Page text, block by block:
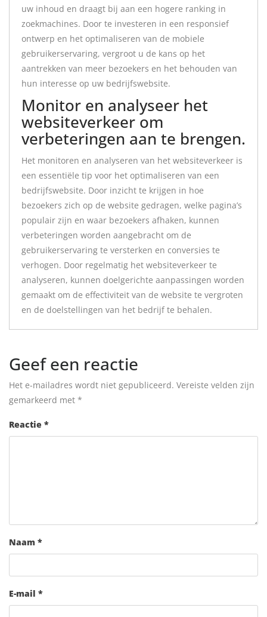
uw inhoud en draagt bij aan een hogere ranking in
zoekmachines. Door te investeren in een responsief
ontwerp en het optimaliseren van de mobiele
gebruikerservaring, vergroot u de kans op het
aantrekken van meer bezoekers en het behouden van
hun interesse op uw bedrijfswebsite.
Monitor en analyseer het
websiteverkeer om
verbeteringen aan te brengen.
Het monitoren en analyseren van het websiteverkeer is
een essentiële tip voor het optimaliseren van een
bedrijfswebsite. Door inzicht te krijgen in hoe
bezoekers zich op de website gedragen, welke pagina’s
populair zijn en waar bezoekers afhaken, kunnen
verbeteringen worden aangebracht om de
gebruikerservaring te versterken en conversies te
verhogen. Door regelmatig het websiteverkeer te
analyseren, kunnen doelgerichte aanpassingen worden
gemaakt om de effectiviteit van de website te vergroten
en de doelstellingen van het bedrijf te behalen.
Geef een reactie
Het e-mailadres wordt niet gepubliceerd. Vereiste velden zijn
gemarkeerd met *
Reactie *
Naam *
E-mail *